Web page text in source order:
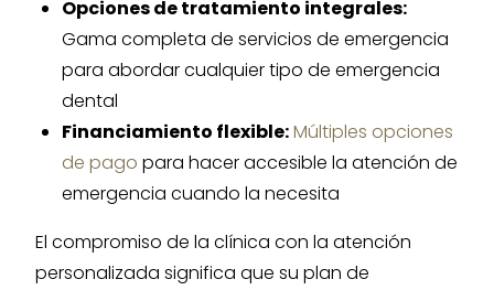
Opciones de tratamiento integrales:
Gama completa de servicios de emergencia
para abordar cualquier tipo de emergencia
dental
Financiamiento flexible:Múltiples opciones
de pago para hacer accesible la atención de
emergencia cuando la necesita
El compromiso de la clínica con la atención
personalizada significa que su plan de